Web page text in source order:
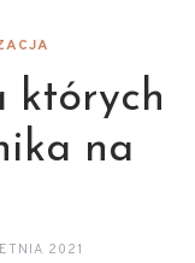
których
na
2021